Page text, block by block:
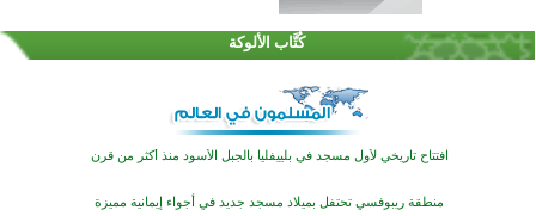
كُتَّاب الألوكة
تيسليتش تختتم برنامجا تعليميا لتعزيز القيم وبناء الشخصية للشباب المسلمين
اختتام منافسات قرآنية متميزة في بنغلاديش بمشاركة 3000 متسابق
افتتاح تاريخي لأول مسجد في بلييفليا بالجبل الأسود منذ أكثر من قرن
منطقة ريبوفسي تحتفل بميلاد مسجد جديد في أجواء إيمانية مميزة